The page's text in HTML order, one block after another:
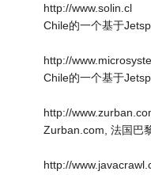
http://www.solin.cl
Chile的一个基于
http://
Chile的一个基于
http://
Zurban.com, 法国巴
http://